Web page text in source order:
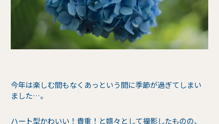
今年は楽しむ間もなくあっという間に季節が過ぎてしまい
ました…。
ハート型かわいい！貴重！と嬉々として撮影したものの、